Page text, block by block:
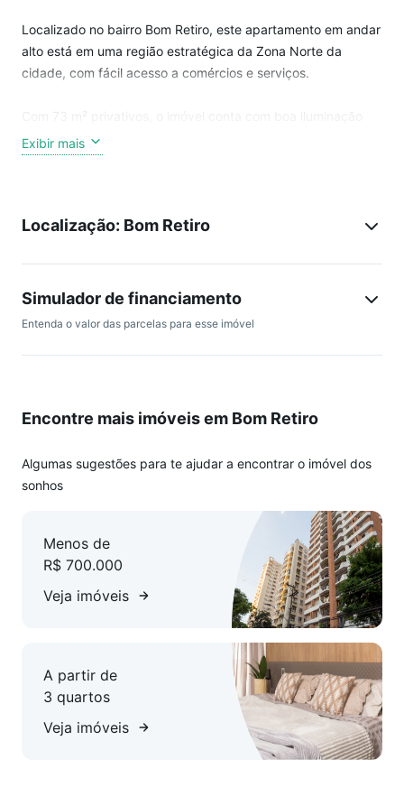
Localizado no bairro Bom Retiro, este apartamento em andar
alto está em uma região estratégica da Zona Norte da
cidade, com fácil acesso a comércios e serviços.
natural e ventilação, proporcionando ambientes agradáveis
no dia a dia. São 3 dormitórios, sendo 1 suíte, além de uma
garagem, trazendo mais comodidade.
O apartamento está desocupado e pronto para morar.
O condomínio dispõe de piscina, playground e salão de
festas, oferecendo opções de lazer para toda a família.
Agende sua visita e venha conhecer!
Exibir mais
Localização: Bom Retiro
Simulador de financiamento
Entenda o valor das parcelas para esse imóvel
Encontre mais imóveis em Bom Retiro
Algumas sugestões para te ajudar a encontrar o imóvel dos
sonhos
Menos de
R$ 700.000
Veja imóveis
A partir de
3 quartos
Veja imóveis